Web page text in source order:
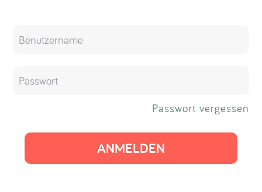
Impressum
Anmelden
Passwort vergessen